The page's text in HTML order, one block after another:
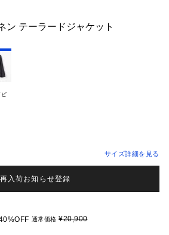
ン テーラードジャケット
ビ
サイズ詳細を見る
再入荷お知らせ登録
通常価格 ¥20,900